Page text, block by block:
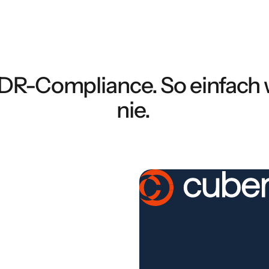
Compliance. So einfach
nie.